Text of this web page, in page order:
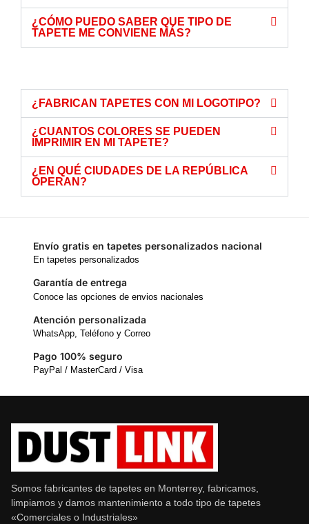
¿Cómo deseas que te contactemos para seguimiento de tu
¿CÓMO PUEDO SABER QUE TIPO DE
TAPETE ME CONVIENE MÁS?
¿FABRICAN TAPETES CON MI LOGOTIPO?
¿CUANTOS COLORES SE PUEDEN
IMPRIMIR EN MI TAPETE?
¿EN QUÉ CIUDADES DE LA REPÚBLICA
OPERAN?
Envío gratis en tapetes personalizados nacional
En tapetes personalizados
Garantía de entrega
Conoce las opciones de envios nacionales
Atención personalizada
WhatsApp, Teléfono y Correo
Pago 100% seguro
PayPal / MasterCard / Visa
Somos fabricantes de tapetes en Monterrey, fabricamos,
limpiamos y damos mantenimiento a todo tipo de tapetes
«Comerciales o Industriales»